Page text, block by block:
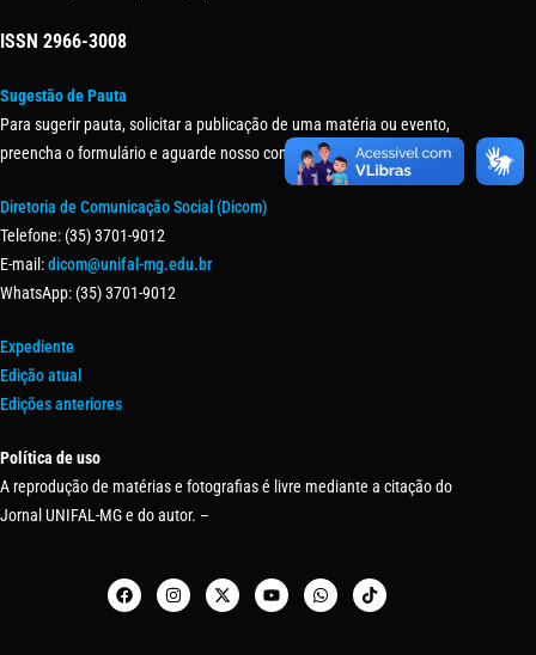
ISSN 2966-3008
Sugestão de Pauta
Para sugerir pauta, solicitar a publicação de uma matéria ou evento,
preencha o formulário e aguarde nosso contato.
Diretoria de Comunicação Social (Dicom)
Telefone: (35) 3701-9012
E-mail:dicom@unifal-mg.edu.br
WhatsApp: (35) 3701-9012
Expediente
Edição atual
Edições anteriores
Política de uso
A reprodução de matérias e fotografias é livre mediante a citação do
Jornal UNIFAL-MG e do autor. –